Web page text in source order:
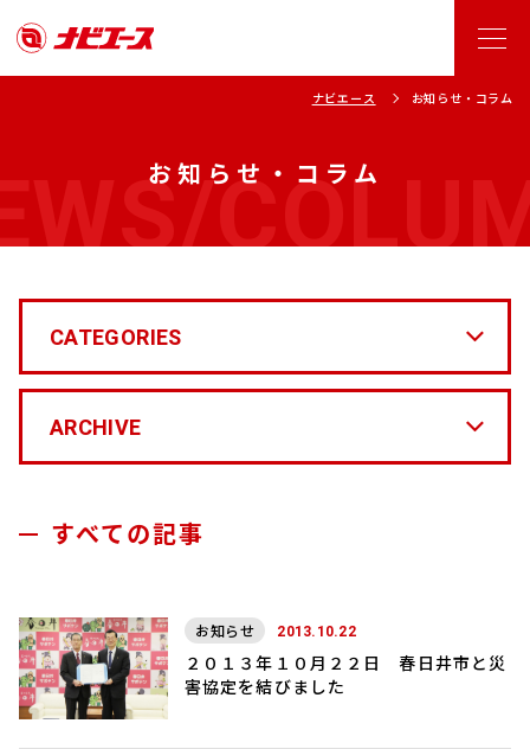
お知らせ・コラム
ナビエース お知らせ・コラム
すべての記事
お知らせ 2013.10.22
２０１３年１０月２２日 春日井市と災
害協定を結びました
CATEGORIES
ARCHIVE